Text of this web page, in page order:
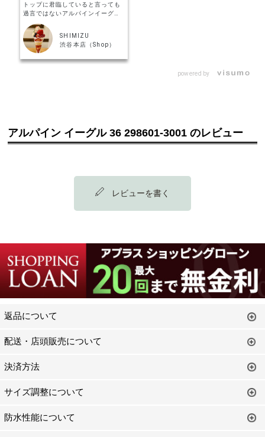
トップに君臨していると言っても
過言ではないアルパインイーグル
です。角度や照明によって文字盤
の色の変化がはっきりしていま
す。深い彫りがかなり印象的で
す。美しい。 36ｍｍのボーイズサ
イズは男女ともにとても使いやす
一時のようなオーバーすぎるデカ
厚ブームも去り（若干戻りつつあ
渋谷本店（Shop）
SHIMIZU
powered by
アルパイン イーグル 36 298601-3001 のレビュー
レビューを書く
返品について
配送・店頭販売について
決済方法
サイズ調整について
防水性能について